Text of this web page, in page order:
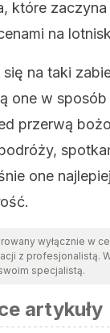
które
na
na taki
one w
przerwą
one
wyłącznie w
z profesjonalistą.
specjalistą.
artykuły